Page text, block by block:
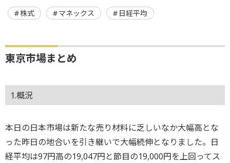
株式 マネックス 日経平均
東京市場まとめ
1.概況
本日の日本市場は新たな売り材料に乏しいなか大幅高とな
った昨日の地合いを引き継いで大幅続伸となりました。日
経平均は97円高の19,047円と節目の19,000円を上回ってス